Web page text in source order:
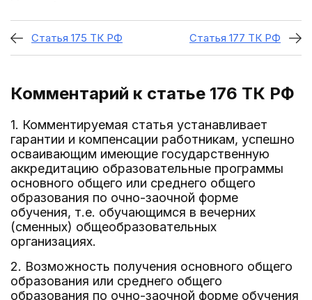
Статья 175 ТК РФ Статья 177 ТК РФ
Комментарий к статье 176 ТК РФ
1. Комментируемая статья устанавливает
гарантии и компенсации работникам, успешно
осваивающим имеющие государственную
аккредитацию образовательные программы
основного общего или среднего общего
образования по очно-заочной форме
обучения, т.е. обучающимся в вечерних
(сменных) общеобразовательных
организациях.
2. Возможность получения основного общего
образования или среднего общего
образования по очно-заочной форме обучения